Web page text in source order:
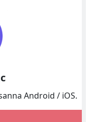
Android / iOS.